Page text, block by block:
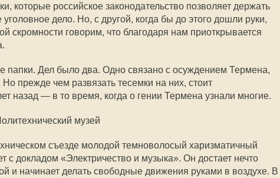
которые российское законодательство позволяет держать
дело. Но, с другой, когда бы до этого дошли руки,
скромности говорим, что благодаря нам приоткрывается
папки. Дел было два. Одно связано с осуждением Термена,
прежде чем развязать тесемки на них, стоит
назад — в то время, когда о гении Термена узнали многие.
музей
съезде молодой темноволосый харизматичный
с докладом «Электричество и музыка». Он достает нечто
и начинает делать свободные движения руками в воздухе. В